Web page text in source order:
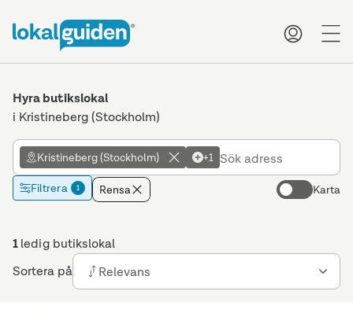
Hyra butikslokal
i Kristineberg (Stockholm)
Kristineberg (Stockholm) +1
Filtrera 1 Rensa Karta
1ledig butikslokal
Sortera på
Relevans